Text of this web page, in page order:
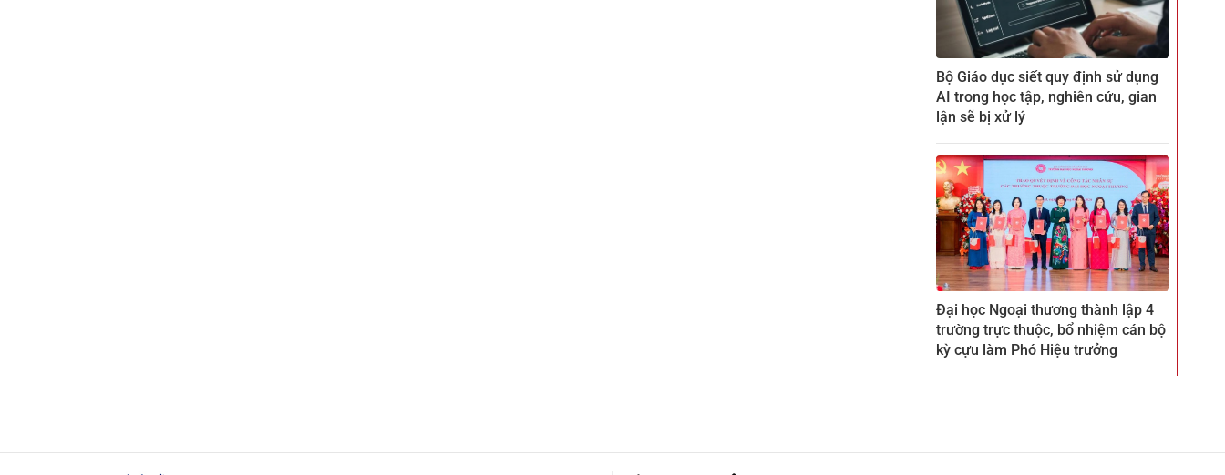
Bộ Giáo dục siết quy định sử dụng
AI trong học tập, nghiên cứu, gian
lận sẽ bị xử lý
Đại học Ngoại thương thành lập 4
trường trực thuộc, bổ nhiệm cán bộ
kỳ cựu làm Phó Hiệu trưởng